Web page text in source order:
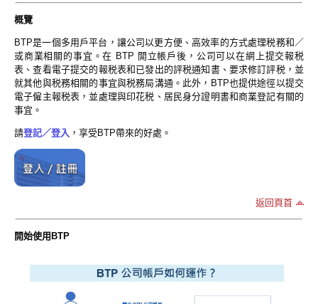
概覽
BTP是一個多用戶平台，讓公司以更方便、高效率的方式處理税務和／
或商業相關的事宜。在 BTP 開立帳戶後，公司可以在網上提交報税
表、查看電子提交的報税表和已發出的評税通知書、要求修訂評税，並
就其他與税務相關的事宜與税務局溝通。此外，BTP也提供途徑以提交
電子僱主報税表，並處理與印花税、居民身分證明書和商業登記有關的
事宜。
請登記／登入 ，享受BTP帶來的好處。
返回頁首
開始使用BTP